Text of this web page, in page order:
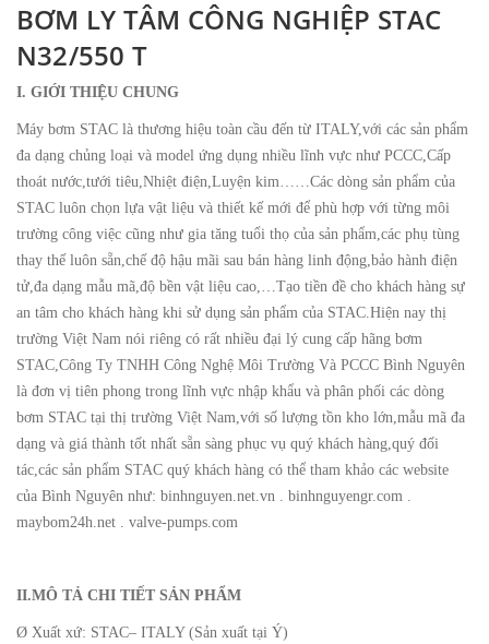
BƠM LY TÂM CÔNG NGHIỆP STAC
N32/550 T
I. GIỚI THIỆU CHUNG
Máy bơm STAC là thương hiệu toàn cầu đến từ ITALY,với các sản phẩm
đa dạng chủng loại và model ứng dụng nhiều lĩnh vực như PCCC,Cấp
thoát nước,tưới tiêu,Nhiệt điện,Luyện kim……Các dòng sản phẩm của
STAC luôn chọn lựa vật liệu và thiết kế mới để phù hợp với từng môi
trường công việc cũng như gia tăng tuổi thọ của sản phẩm,các phụ tùng
thay thế luôn sẵn,chế độ hậu mãi sau bán hàng linh động,bảo hành điện
tử,đa dạng mẫu mã,độ bền vật liệu cao,…Tạo tiền đề cho khách hàng sự
an tâm cho khách hàng khi sử dụng sản phẩm của STAC.Hiện nay thị
trường Việt Nam nói riêng có rất nhiều đại lý cung cấp hãng bơm
STAC,Công Ty TNHH Công Nghệ Môi Trường Và PCCC Bình Nguyên
là đơn vị tiên phong trong lĩnh vực nhập khẩu và phân phối các dòng
bơm STAC tại thị trường Việt Nam,với số lượng tồn kho lớn,mẫu mã đa
dạng và giá thành tốt nhất sẵn sàng phục vụ quý khách hàng,quý đối
tác,các sản phẩm STAC quý khách hàng có thể tham khảo các website
của Bình Nguyên như: binhnguyen.net.vn . binhnguyengr.com .
maybom24h.net . valve-pumps.com
II.MÔ TẢ CHI TIẾT SẢN PHẨM
Ø Xuất xứ: STAC– ITALY (Sản xuất tại Ý)